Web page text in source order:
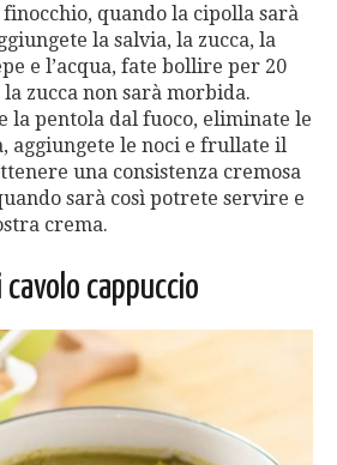
quando la cipolla sarà
la salvia, la zucca, la
e l’acqua, fate bollire per 20
zucca non sarà morbida.
la pentola dal fuoco, eliminate le
aggiungete le noci e frullate il
una consistenza cremosa
sarà così potrete servire e
crema.
cappuccio